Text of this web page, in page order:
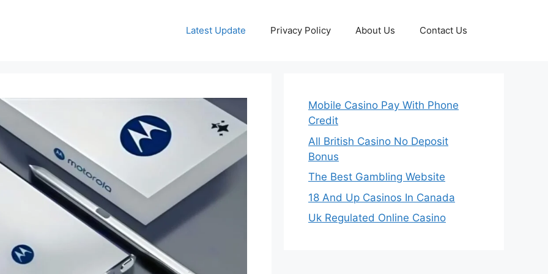
Latest Update Privacy Policy About Us Contact Us
Mobile Casino Pay With Phone
Credit
All British Casino No Deposit
Bonus
The Best Gambling Website
18 And Up Casinos In Canada
Uk Regulated Online Casino